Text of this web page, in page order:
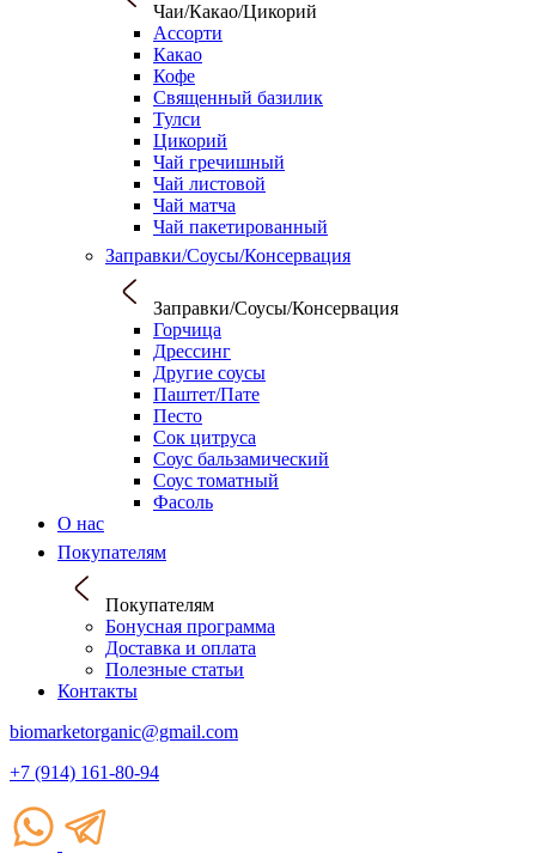
Чаи/Какао/Цикорий
Ассорти
Какао
Кофе
Священный базилик
Тулси
Цикорий
Чай гречишный
Чай листовой
Чай матча
Чай пакетированный
Заправки/Соусы/Консервация
Заправки/Соусы/Консервация
Горчица
Дрессинг
Другие соусы
Паштет/Пате
Песто
Сок цитруса
Соус бальзамический
Соус томатный
Фасоль
О нас
Покупателям
Покупателям
Бонусная программа
Доставка и оплата
Полезные статьи
Контакты
biomarketorganic@gmail.com
+7 (914) 161-80-94